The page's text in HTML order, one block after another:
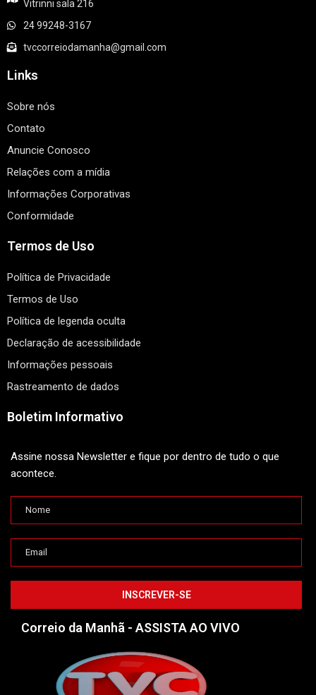
Vitrinni sala 216
24 99248-3167
tvccorreiodamanha@gmail.com
Links
Sobre nós
Contato
Anuncie Conosco
Relações com a mídia
Informações Corporativas
Conformidade
Termos de Uso
Política de Privacidade
Termos de Uso
Política de legenda oculta
Declaração de acessibilidade
Informações pessoais
Rastreamento de dados
Boletim Informativo
Assine nossa Newsletter e fique por dentro de tudo o que
acontece.
Correio da Manhã - ASSISTA AO VIVO